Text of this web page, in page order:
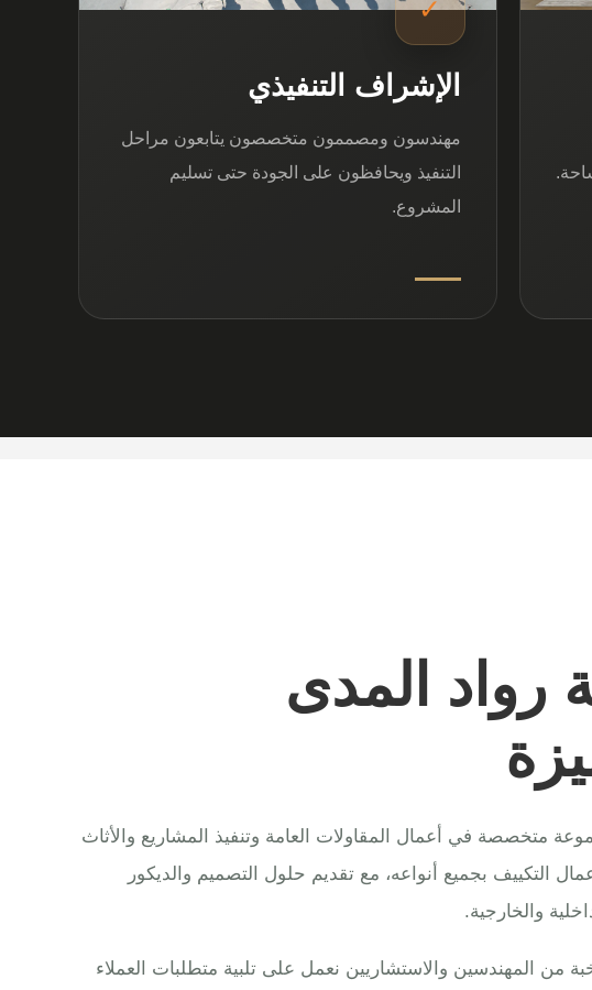
✓
الإشراف التنفيذي
مهندسون ومصممون متخصصون يتابعون مراحل
التنفيذ ويحافظون على الجودة حتى تسليم
المشروع.
رواد المدى
متخصصة في أعمال المقاولات العامة وتنفيذ المشاريع والأثاث
التكييف بجميع أنواعه، مع تقديم حلول التصميم والديكور
والخارجية.
من المهندسين والاستشاريين نعمل على تلبية متطلبات العملاء